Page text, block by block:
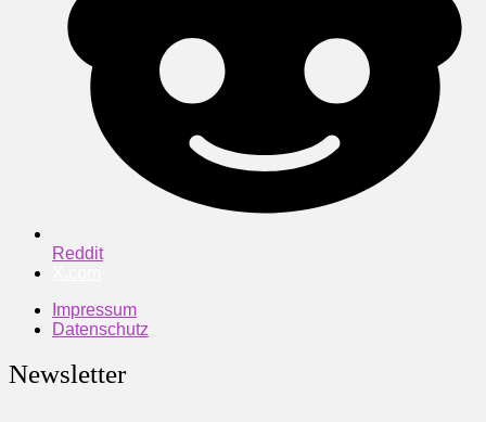
Reddit
Impressum
Datenschutz
Newsletter